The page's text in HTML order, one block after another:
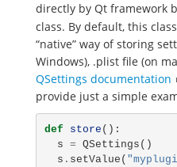
directly by Qt framework
class. By default, this
“native” way of storing
Windows), .plist file (on
QSettings documentation
provide just a simple
def store ():
s = QSettings ()
s . setValue (